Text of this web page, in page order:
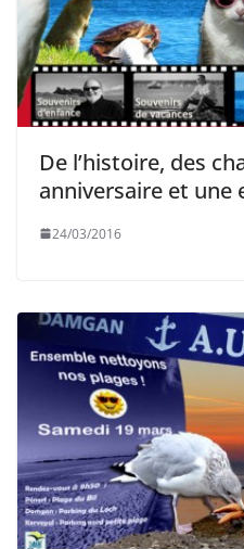
De l’histoire, des
anniversaire et une
24/03/2016